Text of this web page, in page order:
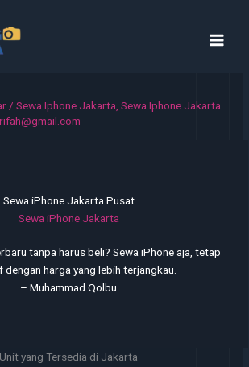
/Sewa Iphone Jakarta ,Sewa Iphone Jakarta
Sewa iPhone Jakarta Pusat
Sewa iPhone Jakarta
tanpa harus beli? Sewa iPhone aja, tetap
dengan harga yang lebih terjangkau.
– Muhammad Qolbu
Unit yang Tersedia di Jakarta